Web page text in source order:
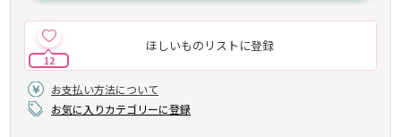
ほしいものリストに登録
12
お支払い方法について
お気に入りカテゴリーに登録